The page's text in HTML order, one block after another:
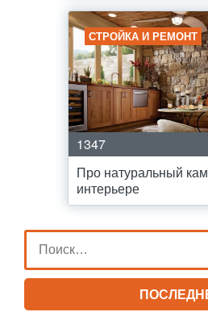
СТРОЙКА И РЕМОНТ
1347
Про натуральный
интерьере